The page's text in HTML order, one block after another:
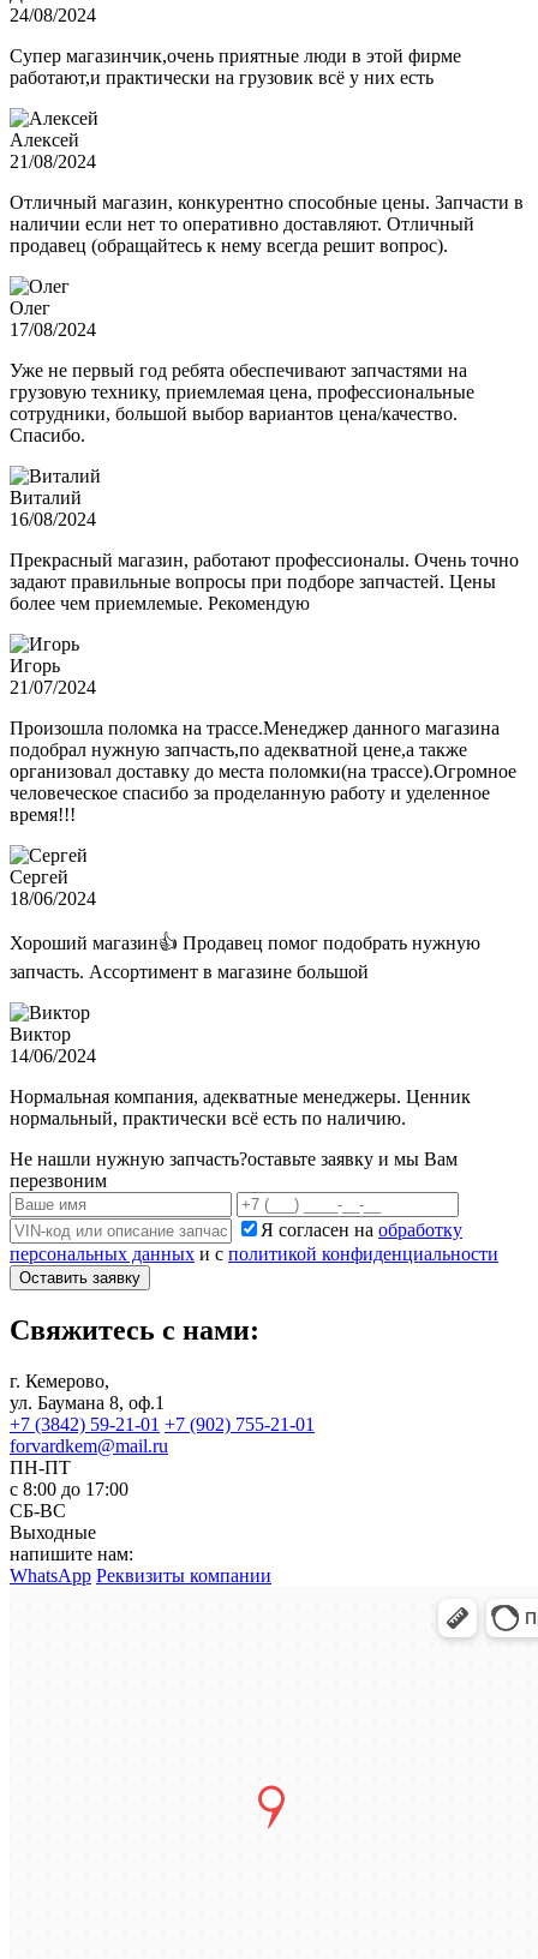
24/08/2024
Супер магазинчик,очень приятные люди в этой фирме
работают,и практически на грузовик всё у них есть
Алексей
21/08/2024
Отличный магазин, конкурентно способные цены. Запчасти в
наличии если нет то оперативно доставляют. Отличный
продавец (обращайтесь к нему всегда решит вопрос).
Олег
17/08/2024
Уже не первый год ребята обеспечивают запчастями на
грузовую технику, приемлемая цена, профессиональные
сотрудники, большой выбор вариантов цена/качество.
Спасибо.
Виталий
16/08/2024
Прекрасный магазин, работают профессионалы. Очень точно
задают правильные вопросы при подборе запчастей. Цены
более чем приемлемые. Рекомендую
Игорь
21/07/2024
Произошла поломка на трассе.Менеджер данного магазина
подобрал нужную запчасть,по адекватной цене,а также
организовал доставку до места поломки(на трассе).Огромное
человеческое спасибо за проделанную работу и уделенное
время!!!
Сергей
18/06/2024
Хороший магазин👍 Продавец помог подобрать нужную
запчасть. Ассортимент в магазине большой
Виктор
14/06/2024
Нормальная компания, адекватные менеджеры. Ценник
нормальный, практически всё есть по наличию.
Не нашли нужную запчасть?оставьте заявку и мы Вам
перезвоним
Я согласен на обработку
персональных данных и с политикой конфиденциальности
Оставить заявку
Свяжитесь с нами:
г. Кемерово,
ул. Баумана 8, оф.1
+7 (3842) 59-21-01 +7 (902) 755-21-01
forvardkem@mail.ru
ПН-ПТ
с 8:00 до 17:00
СБ-ВС
Выходные
напишите нам:
WhatsApp Реквизиты компании